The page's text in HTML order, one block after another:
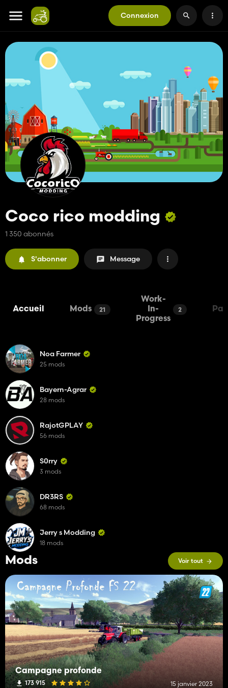
Connexion
Coco rico modding
1 350 abonnés
S'abonner Message
Accueil Mods 21
Work-
In-
Progress
2
Mods Voir tout
Campagne profonde
173 915 15 janvier 2023
Noa Farmer
25 mods
Bayern-Agrar
28 mods
RajotGPLAY
56 mods
S0rry
3 mods
DR3RS
68 mods
Jerry s Modding
18 mods